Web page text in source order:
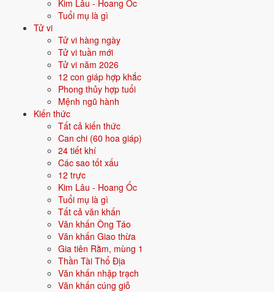
Kim Lâu - Hoang Ốc
Tuổi mụ là gì
Tử vi
Tử vi hàng ngày
Tử vi tuần mới
Tử vi năm 2026
12 con giáp hợp khắc
Phong thủy hợp tuổi
Mệnh ngũ hành
Kiến thức
Tất cả kiến thức
Can chi (60 hoa giáp)
24 tiết khí
Các sao tốt xấu
12 trực
Kim Lâu - Hoang Ốc
Tuổi mụ là gì
Tất cả văn khấn
Văn khấn Ông Táo
Văn khấn Giao thừa
Gia tiên Rằm, mùng 1
Thần Tài Thổ Địa
Văn khấn nhập trạch
Văn khấn cúng giỗ
Quý Hợi
Cách tính Can Chi của năm như
thế nào?
Để biết một năm dương lịch là can chi gì:
Thiên Can= số dư của (năm - 4) chia 10, theo thứ tự 0 Giáp, 1
Ất, 2 Bính, 3 Đinh, 4 Mậu, 5 Kỷ, 6 Canh, 7 Tân, 8 Nhâm, 9 Quý.
Địa Chi= số dư của (năm - 4) chia 12, theo thứ tự 0 Tý, 1 Sửu,
2 Dần, 3 Mão, 4 Thìn, 5 Tỵ, 6 Ngọ, 7 Mùi, 8 Thân, 9 Dậu, 10
Tuất, 11 Hợi.
Ví dụ năm 2026:2026 - 4 = 2022. 2022 chia 10 dư 2 (Bính); 2022
chia 12 dư 6 (Ngọ). Vậy năm 2026 là năm
công cụ tính Can Chi.
Câu hỏi thường gặp về Lục Thập
Hoa Giáp
Lục Thập Hoa Giáp bao nhiêu năm lặp lại một lần?
Đúng 60 năm. Sau khi đi hết 60 cặp từ Giáp Tý đến Quý Hợi, can chi
quay lại Giáp Tý và bắt đầu một hoa giáp mới.